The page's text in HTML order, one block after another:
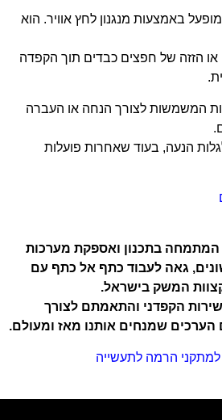
באמצעות מנגנון לחץ אוויר. הוא
הזזה של חפצים כבדים תוך הקפדה
המשמשות לצורך הנחה או העברה
הנעה, בעוד שאחרות פועלות
המתמחה בתכנון ואספקת מערכות
גאה לעבוד כתף אל כתף עם
המשק בישראל.
הקפדני והתאמתם לצורך
הערכים שמנחים אותנו מאז ומעולם.
למתקני הרמה לתעשייה